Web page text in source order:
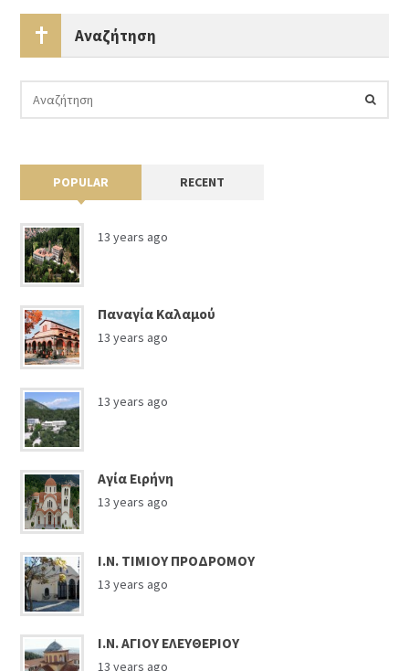
Αναζήτηση
POPULAR RECENT
13 years ago
Παναγία Καλαμού
13 years ago
13 years ago
Αγία Ειρήνη
13 years ago
Ι.Ν. ΤΙΜΙΟΥ ΠΡΟΔΡΟΜΟΥ
13 years ago
Ι.Ν. ΑΓΙΟΥ ΕΛΕΥΘΕΡΙΟΥ
13 years ago